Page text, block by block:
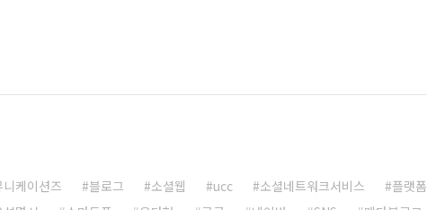
케이션즈 블로그 소셜웹 ucc 소셜네트워크서비스
플랫폼